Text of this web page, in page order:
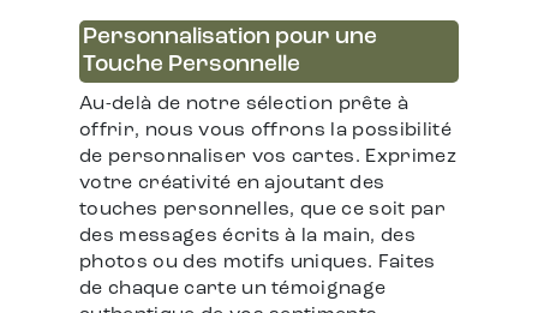
Personnalisation pour une
Touche Personnelle
Au-delà de notre sélection prête à
offrir, nous vous offrons la possibilité
de personnaliser vos cartes. Exprimez
votre créativité en ajoutant des
touches personnelles, que ce soit par
des messages écrits à la main, des
photos ou des motifs uniques. Faites
de chaque carte un témoignage